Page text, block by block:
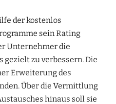
der kostenlos
sein Rating
Unternehmer die
gezielt zu verbessern. Die
Erweiterung des
Über die Vermittlung
hinaus soll sie